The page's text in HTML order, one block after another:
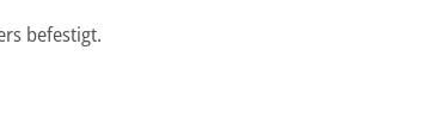
befestigt.